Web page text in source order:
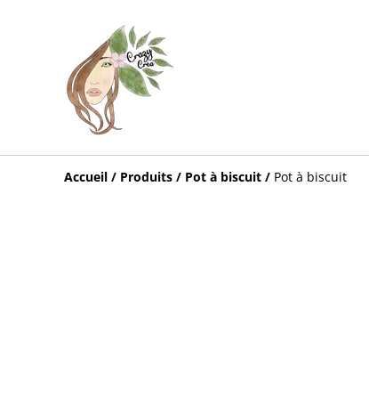
Accueil / Produits / Pot à biscuit / Pot à biscuit